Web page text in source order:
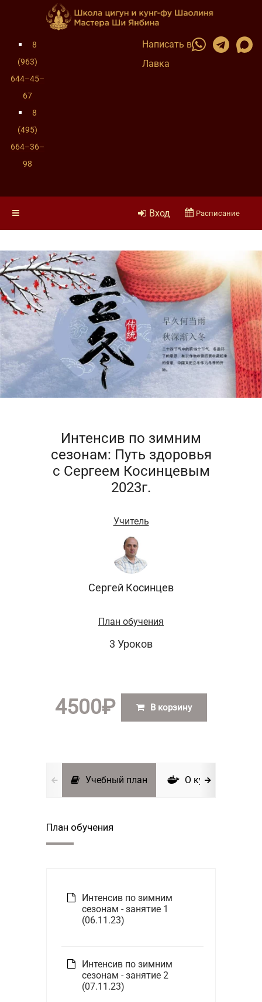
8
(963)
644–45–
67
8
(495)
664–36–
98
Написать в
Лавка
Вход Расписание
Интенсив по зимним
сезонам: Путь здоровья
с Сергеем Косинцевым
2023г.
Учитель
Сергей Косинцев
План обучения
3 Уроков
4500₽ В корзину
Учебный план О курсе
План обучения
Интенсив по зимним
сезонам - занятие 1
(06.11.23)
Интенсив по зимним
сезонам - занятие 2
(07.11.23)